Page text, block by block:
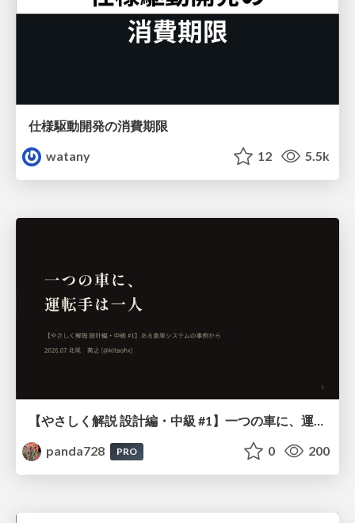
仕様駆動開発の消費期限
watany
12 5.5k
【やさしく解説 設計編・中級 #1】一つの車に、運転手は一人 ～ある倉庫システムの事例から～
panda728
PRO 0 200